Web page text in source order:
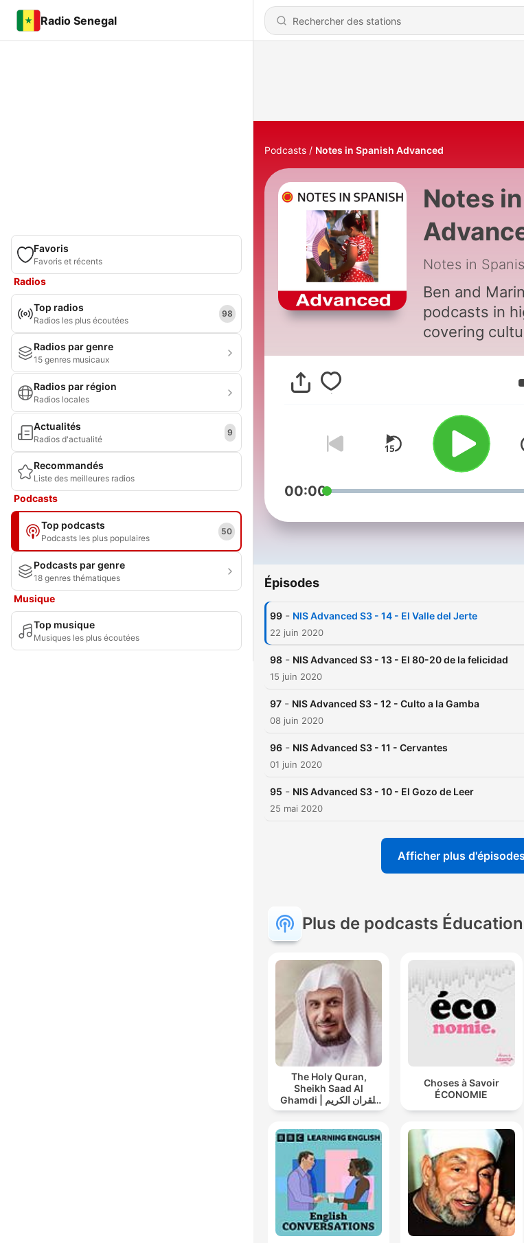
Radio Senegal
Favoris
Favoris et récents
Radios
Top radios
Radios les plus écoutées
98
Radios par genre
15 genres musicaux
Radios par région
Radios locales
Actualités
Radios d'actualité
9
Recommandés
Liste des meilleures radios
Podcasts
Top podcasts
Podcasts les plus populaires
50
Podcasts par genre
18 genres thématiques
Musique
Top musique
Musiques les plus écoutées
Podcasts Notes in Spanish Advanced
Notes
Notes in
Ben and
podcasts in
covering
conversation,
words they
class... Now
pages and
See our
Intermediate
00:00
Épisodes
99 - NIS Advanced S3 - 14 - El Valle del Jerte
22 juin 2020
98 - NIS Advanced S3 - 13 - El 80-20 de la felicidad
15 juin 2020
97 - NIS Advanced S3 - 12 - Culto a la Gamba
08 juin 2020
96 - NIS Advanced S3 - 11 - Cervantes
01 juin 2020
95 - NIS Advanced S3 - 10 - El Gozo de Leer
25 mai 2020
Afficher plus d'épisodes
Plus de podcasts Éducation
The Holy Quran,
Sheikh Saad Al
Ghamdi | القران الكريم
سعد الغامدي
Choses à Savoir
ÉCONOMIE